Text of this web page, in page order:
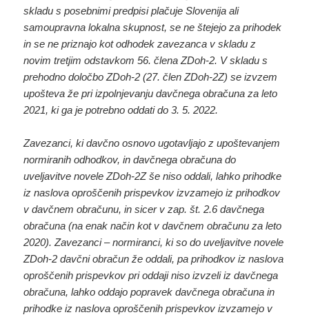
skladu s posebnimi predpisi plačuje Slovenija ali
samoupravna lokalna skupnost, se ne štejejo za prihodek
in se ne priznajo kot odhodek zavezanca v skladu z
novim tretjim odstavkom 56. člena ZDoh-2. V skladu s
prehodno določbo ZDoh-2 (27. člen ZDoh-2Z) se izvzem
upošteva že pri izpolnjevanju davčnega obračuna za leto
2021, ki ga je potrebno oddati do 3. 5. 2022.
Zavezanci, ki davčno osnovo ugotavljajo z upoštevanjem
normiranih odhodkov, in davčnega obračuna do
uveljavitve novele ZDoh-2Z še niso oddali, lahko prihodke
iz naslova oproščenih prispevkov izvzamejo iz prihodkov
v davčnem obračunu, in sicer v zap. št. 2.6 davčnega
obračuna (na enak način kot v davčnem obračunu za leto
2020). Zavezanci – normiranci, ki so do uveljavitve novele
ZDoh-2 davčni obračun že oddali, pa prihodkov iz naslova
oproščenih prispevkov pri oddaji niso izvzeli iz davčnega
obračuna, lahko oddajo popravek davčnega obračuna in
prihodke iz naslova oproščenih prispevkov izvzamejo v